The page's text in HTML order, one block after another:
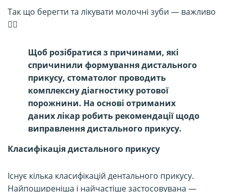
Так що берегти та лікувати молочні зуби — важливо
☝🏻
Щоб розібратися з причинами, які
спричинили формування дистального
прикусу, стоматолог проводить
комплексну діагностику ротової
порожнини. На основі отриманих
даних лікар робить рекомендації щодо
виправлення дистального прикусу.
Класифікація дистального прикусу
Існує кілька класифікацій дентального прикусу.
Найпоширеніша і найчастіше застосовувана —